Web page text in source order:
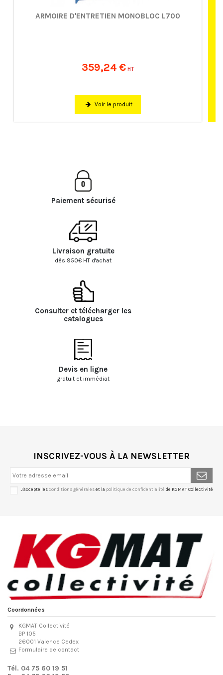
ARMOIRE D'ENTRETIEN MONOBLOC L700
359,24 € HT
Voir le produit
Paiement sécurisé
Livraison gratuite
dès 950€ HT d'achat
Consulter et télécharger les
catalogues
Devis en ligne
gratuit et immédiat
INSCRIVEZ-VOUS À LA NEWSLETTER
J'accepte lesconditions généraleset la politique de confidentialité de KGMAT Collectivité
Coordonnées
KGMAT Collectivité
BP 105
26001 Valence Cedex
Formulaire de contact
Tél. 04 75 60 19 51